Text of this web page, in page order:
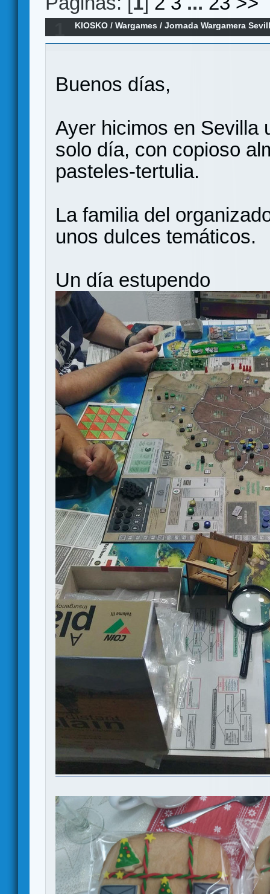
KIOSKO /Wargames /Jornada Wargamera
Buenos días,
Ayer hicimos en Sevilla
solo día, con copioso
pasteles-tertulia.
La familia del
unos dulces temáticos.
Un día estupendo